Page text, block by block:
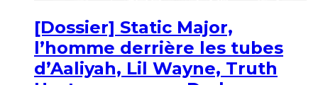
[Dossier] Static Major,
l’homme derrière les tubes
d’Aaliyah, Lil Wayne, Truth